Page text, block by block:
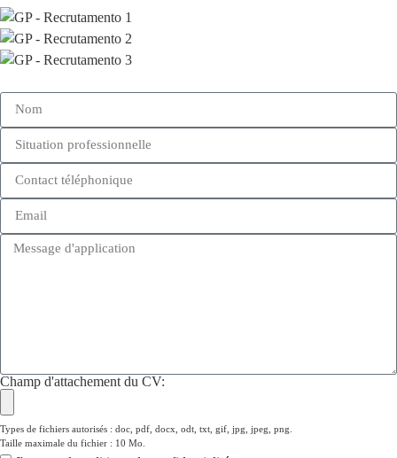
Champ d'attachement du CV:
Types de fichiers autorisés : doc, pdf, docx, odt, txt, gif, jpg, jpeg, png.
Taille maximale du fichier : 10 Mo.